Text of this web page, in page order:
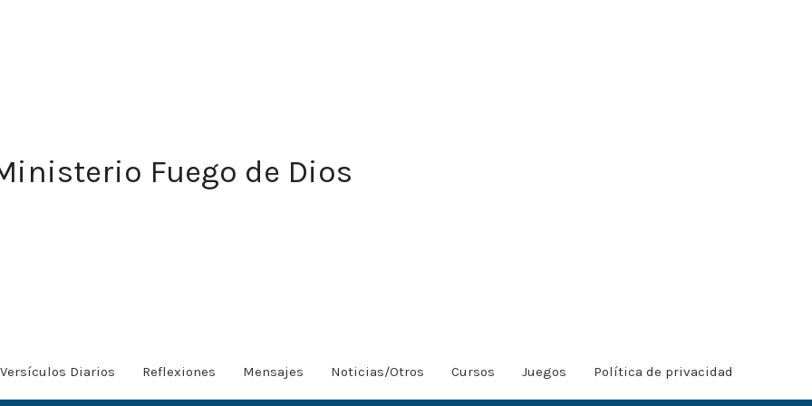
Fuego de Dios
Versículos Diarios Reflexiones Mensajes Noticias/Otros Cursos Juegos Política de privacidad